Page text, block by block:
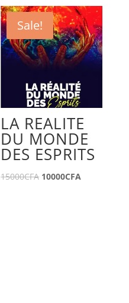
Sale!
LA REALITE
DU MONDE
DES ESPRITS
15000CFA 10000CFA